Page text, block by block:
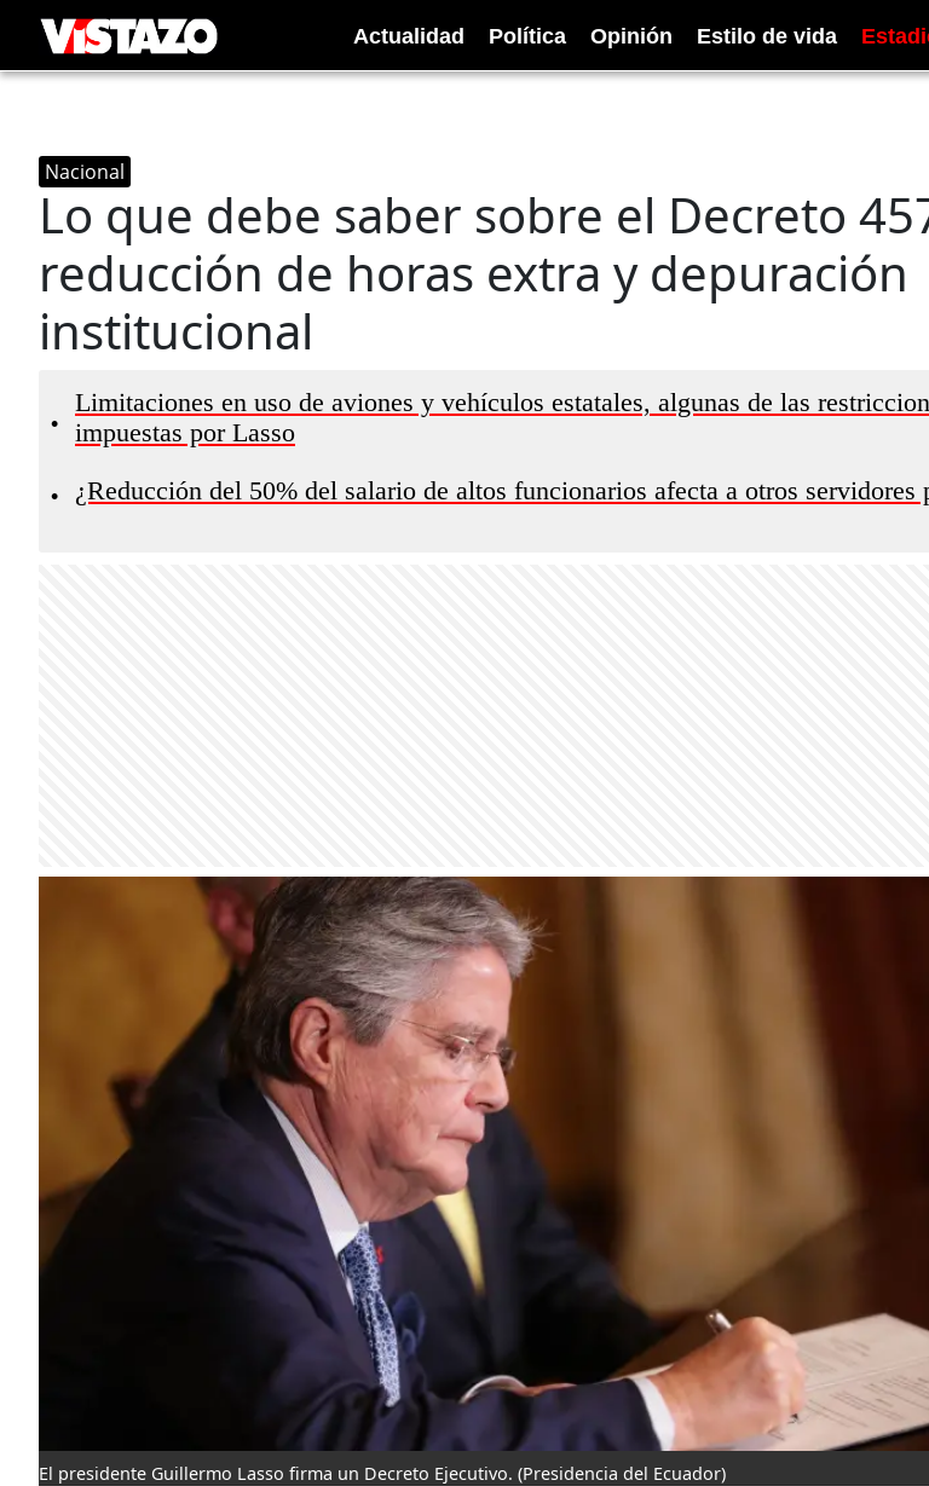
Actualidad Política Opinión Estilo de vida
Nacional
Lo que debe saber sobre el Decreto
reducción de horas extra y depuración
institucional
•
Limitaciones en uso de aviones y vehículos estatales, algunas de las
impuestas por Lasso
• ¿Reducción del 50% del salario de altos funcionarios afecta a otros servidores
El presidente Guillermo Lasso firma un Decreto Ejecutivo. (Presidencia del Ecuador)